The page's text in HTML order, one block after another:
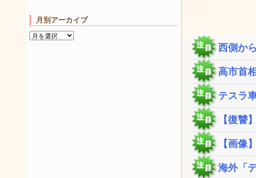
月別アーカイブ
西側か
高市首
テスラ
【復讐
【画像
海外「